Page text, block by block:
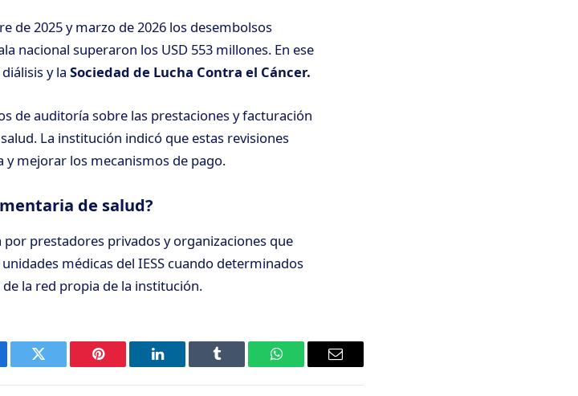
de 2025 y marzo de 2026 los desembolsos
nacional superaron los USD 553 millones. En ese
y la Sociedad de Lucha Contra el Cáncer.
de auditoría sobre las prestaciones y facturación
La institución indicó que estas revisiones
mejorar los mecanismos de pago.
de salud?
prestadores privados y organizaciones que
médicas del IESS cuando determinados
la red propia de la institución.
Twitter Pinterest LinkedIn Tumblr WhatsAppEmail